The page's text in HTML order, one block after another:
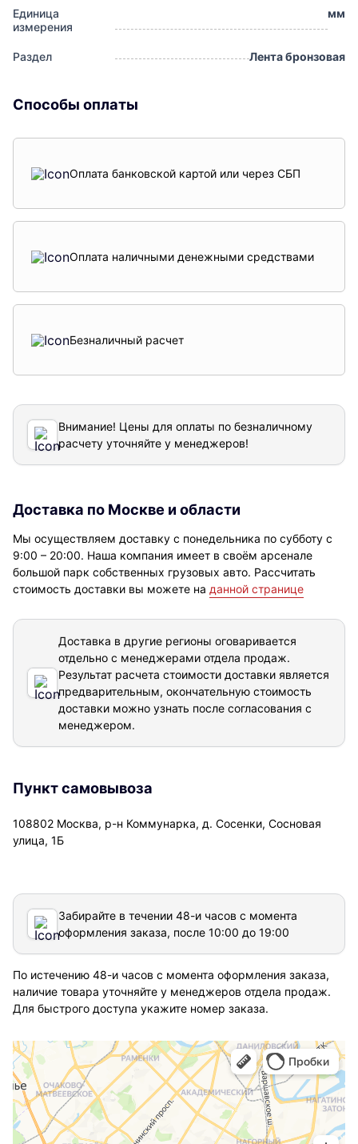
Единица
измерения
мм
Раздел Лента бронзовая
Способы оплаты
Оплата банковской картой или через СБП
Оплата наличными денежными средствами
Безналичный расчет
Внимание! Цены для оплаты по безналичному
расчету уточняйте у менеджеров!
Доставка по Москве и области
Мы осуществляем доставку с понедельника по субботу с
9:00 – 20:00. Наша компания имеет в своём арсенале
большой парк собственных грузовых авто. Рассчитать
стоимость доставки вы можете на данной странице
Доставка в другие регионы оговаривается
отдельно с менеджерами отдела продаж.
Результат расчета стоимости доставки является
предварительным, окончательную стоимость
доставки можно узнать после согласования с
менеджером.
Пункт самовывоза
108802 Москва, р-н Коммунарка, д. Сосенки, Сосновая
улица, 1Б
Забирайте в течении 48-и часов с момента
оформления заказа, после 10:00 до 19:00
По истечению 48-и часов с момента оформления заказа,
наличие товара уточняйте у менеджеров отдела продаж.
Для быстрого доступа укажите номер заказа.